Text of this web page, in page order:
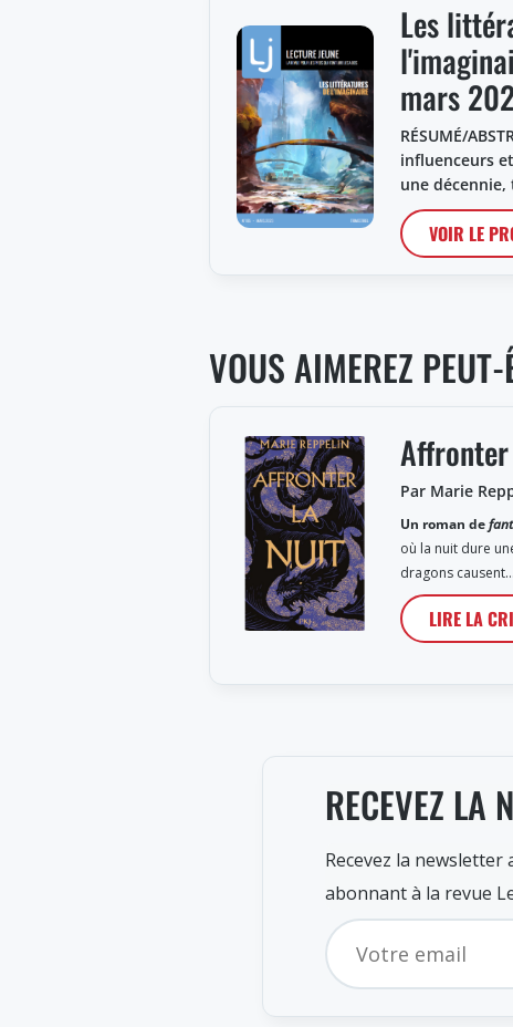
Les
mars
RÉSUMÉ/
influenceurs
une
VOIR LE
VOUS AIMEREZ PEUT-
Par Marie
Un roman de
où la nuit dure
dragons causent…
LIRE LA
RECEVEZ LA
Recevez la newsletter
abonnant à la revue